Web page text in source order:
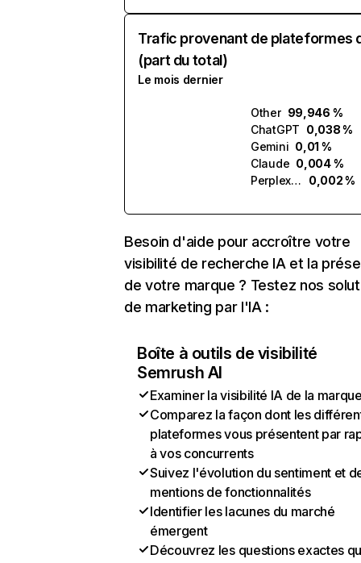
Trafic provenant de plateformes
(part du total)
Le mois dernier
Other 99,946 %
ChatGPT 0,038 %
Gemini 0,01 %
Claude 0,004 %
Perplexity
0,002 %
Besoin d'aide pour accroître votre
visibilité de recherche IA et la
de votre marque ? Testez nos
de marketing par l'IA :
Boîte à outils de visibilité
Semrush AI
Examiner la visibilité IA de la
Comparez la façon dont les
plateformes vous présentent par
à vos concurrents
Suivez l'évolution du sentiment et
mentions de fonctionnalités
Identifier les lacunes du marché
émergent
Découvrez les questions exactes